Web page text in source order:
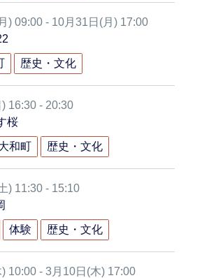
) 09:00 - 10月31日(月) 17:00
歴史・文化
16:30 - 20:30
桜
和町 歴史・文化
) 11:30 - 15:10
体験 歴史・文化
10:00 - 3月10日(木) 17:00